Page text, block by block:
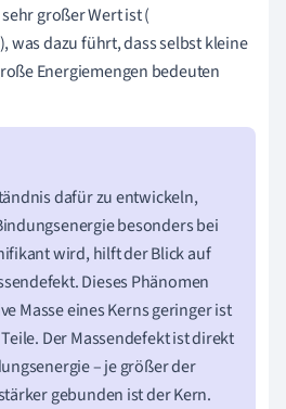
großer Wert ist (
), was dazu führt, dass selbst kleine
Energiemengen bedeuten
dafür zu entwickeln,
besonders bei
wird, hilft der Blick auf
Dieses Phänomen
Masse eines Kerns geringer ist
Der Massendefekt ist direkt
– je größer der
gebunden ist der Kern.